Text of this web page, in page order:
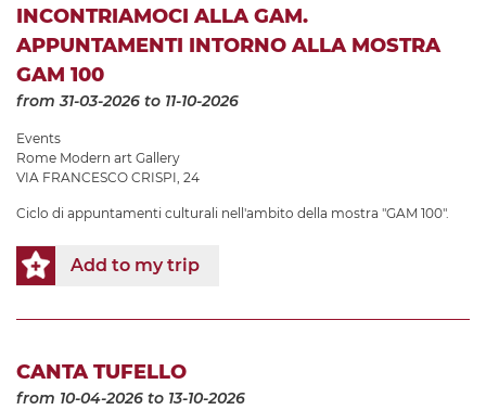
INCONTRIAMOCI ALLA GAM.
APPUNTAMENTI INTORNO ALLA MOSTRA
GAM 100
from 31-03-2026 to 11-10-2026
Events
Rome Modern art Gallery
VIA FRANCESCO CRISPI, 24
Ciclo di appuntamenti culturali nell'ambito della mostra "GAM 100".
Add to my trip
CANTA TUFELLO
from 10-04-2026 to 13-10-2026